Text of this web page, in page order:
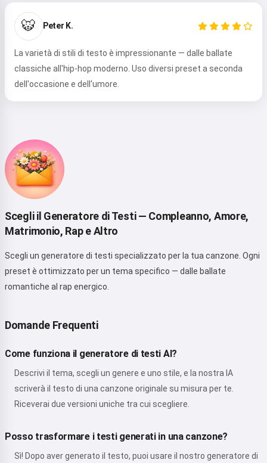
🐯 Peter K.
La varietà di stili di testo è impressionante — dalle ballate
classiche all'hip-hop moderno. Uso diversi preset a seconda
dell'occasione e dell'umore.
Scegli il Generatore di Testi — Compleanno, Amore,
Matrimonio, Rap e Altro
Scegli un generatore di testi specializzato per la tua canzone. Ogni
preset è ottimizzato per un tema specifico — dalle ballate
romantiche al rap energico.
Domande Frequenti
Come funziona il generatore di testi AI?
Descrivi il tema, scegli un genere e uno stile, e la nostra IA
scriverà il testo di una canzone originale su misura per te.
Riceverai due versioni uniche tra cui scegliere.
Posso trasformare i testi generati in una canzone?
Sì! Dopo aver generato il testo, puoi usare il nostro generatore di
Posso creare canzoni, scrivere